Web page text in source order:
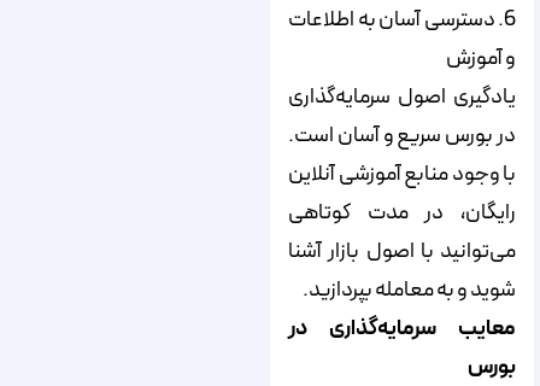
6. دسترسی آسان به اطلاعات
و آموزش
یادگیری اصول سرمایه‌گذاری
در بورس سریع و آسان است.
با وجود منابع آموزشی آنلاین
رایگان، در مدت کوتاهی
می‌توانید با اصول بازار آشنا
شوید و به معامله بپردازید.
معایب سرمایه‌گذاری در
بورس